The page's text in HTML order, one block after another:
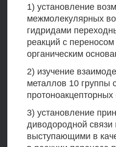
1) установление
межмолекулярных
гидридами
реакций с
органическим
2) изучение
металлов 10 группы
3) установление
диводородной
выступающими в